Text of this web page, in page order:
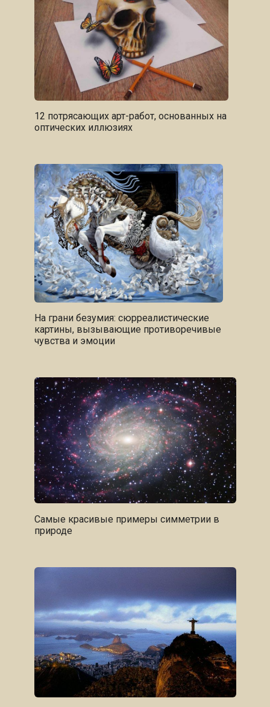
12 потрясающих арт-работ, основанных на
оптических иллюзиях
На грани безумия: сюрреалистические
картины, вызывающие противоречивые
чувства и эмоции
Самые красивые примеры симметрии в
природе